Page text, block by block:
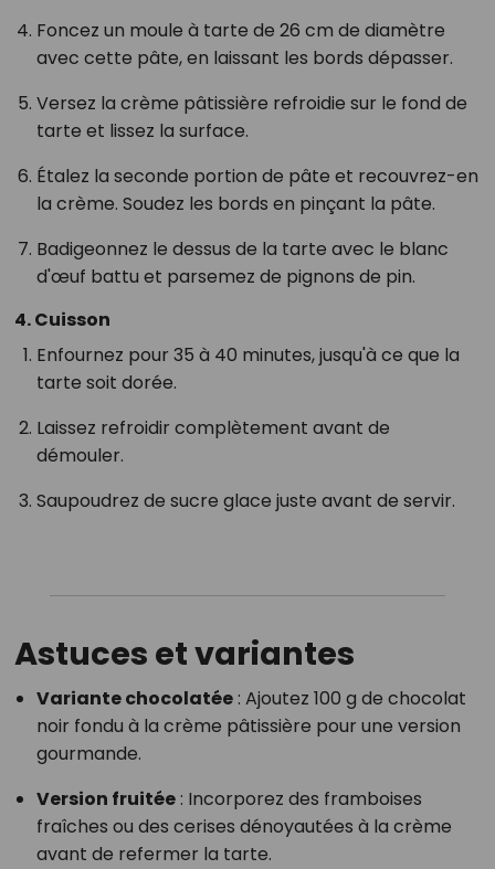
Foncez un moule à tarte de 26 cm de diamètre
avec cette pâte, en laissant les bords dépasser.
Versez la crème pâtissière refroidie sur le fond de
tarte et lissez la surface.
Étalez la seconde portion de pâte et recouvrez-en
la crème. Soudez les bords en pinçant la pâte.
Badigeonnez le dessus de la tarte avec le blanc
d'œuf battu et parsemez de pignons de pin.
4. Cuisson
Enfournez pour 35 à 40 minutes, jusqu'à ce que la
tarte soit dorée.
Laissez refroidir complètement avant de
démouler.
Saupoudrez de sucre glace juste avant de servir.
Astuces et variantes
Variante chocolatée: Ajoutez 100 g de chocolat
noir fondu à la crème pâtissière pour une version
gourmande.
Version fruitée: Incorporez des framboises
fraîches ou des cerises dénoyautées à la crème
avant de refermer la tarte.